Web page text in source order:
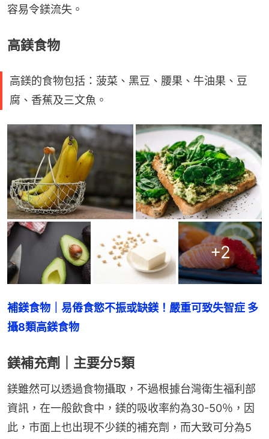
容易令鎂流失。
高鎂食物
高鎂的食物包括：菠菜、黑豆、腰果、牛油果、豆
腐、香蕉及三文魚。
+2
補鎂食物｜易倦食慾不振或缺鎂！嚴重可致失智症 多
攝8類高鎂食物
鎂補充劑｜主要分5類
鎂雖然可以透過食物攝取，不過根據台灣衛生福利部
資訊，在一般飲食中，鎂的吸收率約為30-50％，因
此，市面上也出現不少鎂的補充劑，而大致可分為5